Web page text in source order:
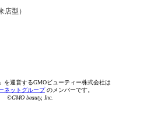
型）
を運営するGMOビューティー株式会社は
ネットグループのメンバーです。
©GMO beauty, Inc.